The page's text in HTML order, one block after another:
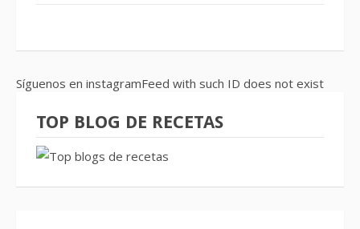
Síguenos en instagramFeed with such ID does not exist
TOP BLOG DE RECETAS